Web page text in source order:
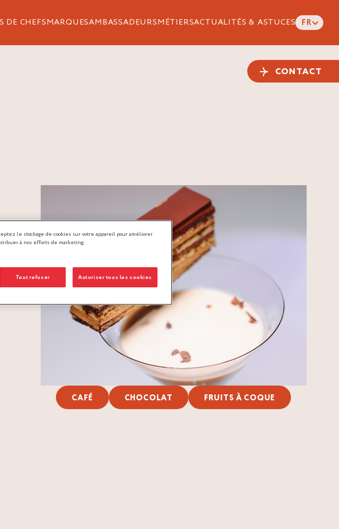
DE CHEFSMARQUESAMBASSADEURSMÉTIERSACTUALITÉS & ASTUCES FR
CONTACT
CAFÉ CHOCOLAT FRUITS À COQUE
le stockage de cookies sur votre appareil pour améliorer
à nos efforts de marketing.
Tout refuser Autoriser tous les cookies